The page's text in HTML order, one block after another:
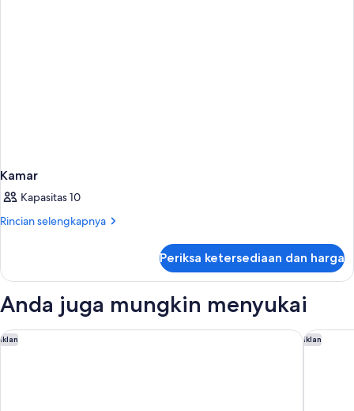
Kamar
Kapasitas 10
Rincian selengkapnya
Rincian
Kamar
Periksa ketersediaan dan harga
Anda juga mungkin menyukai
Iklan
Hôtel de Crillon A Rosewood Hotel Iklan